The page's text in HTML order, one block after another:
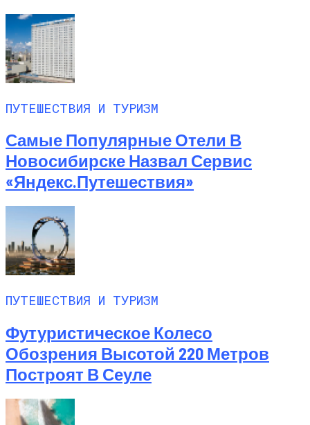
ПУТЕШЕСТВИЯ И ТУРИЗМ
Самые Популярные Отели В
Новосибирске Назвал Сервис
«Яндекс.Путешествия»
ПУТЕШЕСТВИЯ И ТУРИЗМ
Футуристическое Колесо
Обозрения Высотой 220 Метров
Построят В Сеуле